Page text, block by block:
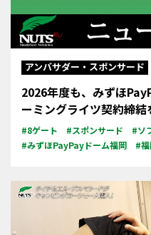
アンバサダー・スポンサード
2026年度も、みずほ
ーミングライツ契約締結
#8ゲート #スポンサード #ソ
#みずほPayPayドーム福岡
#